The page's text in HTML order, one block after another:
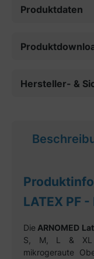
Produktdaten
Hersteller- &
LATEX PF
DieARNOMED
S, M, L & XL
mikrogeraute